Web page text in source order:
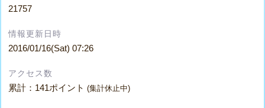
21757
情報更新日時
2016/01/16(Sat) 07:26
アクセス数
累計：141ポイント(集計休止中)